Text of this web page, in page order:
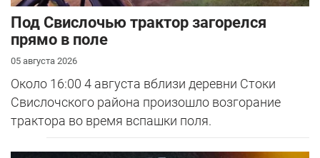
Под Свислочью трактор загорелся
прямо в поле
05 августа 2026
Около 16:00 4 августа вблизи деревни Стоки
Свислочского района произошло возгорание
трактора во время вспашки поля.